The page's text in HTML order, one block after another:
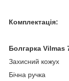
Комплектація:
Болгарка Vilmas
Захисний кожух
Бічна ручка